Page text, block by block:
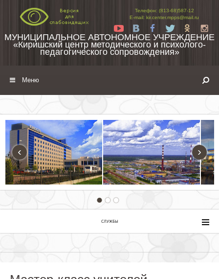
Телефон: (813-68)587-12
E-mail: kir.center.mpps@mail.ru
Yt
Tw
МУНИЦИПАЛЬНОЕ АВТОНОМНОЕ УЧРЕЖДЕНИЕ
«Киришский центр методического и психолого-
педагогического сопровождения»
Меню
‹ ›
СЛУЖБЫ